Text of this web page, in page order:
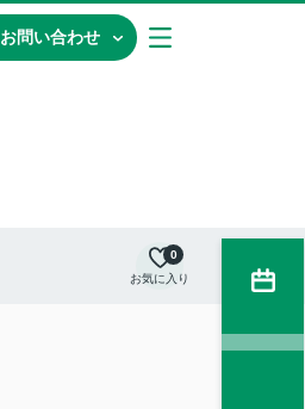
お問い合わせ
お気に入り
0